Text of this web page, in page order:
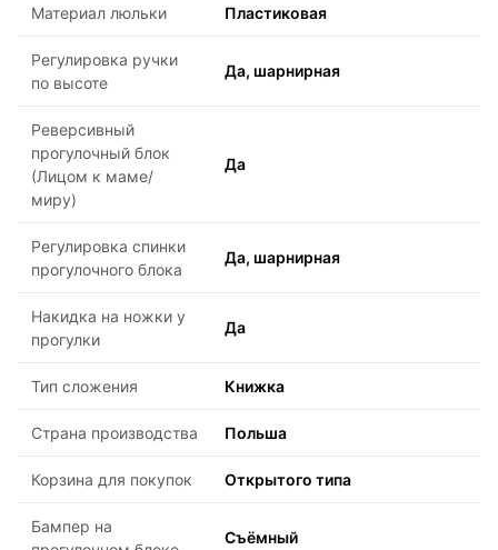
Материал люльки Пластиковая
Регулировка ручки
по высоте
Да, шарнирная
Реверсивный
прогулочный блок
(Лицом к маме/
миру)
Да
Регулировка спинки
прогулочного блока
Да, шарнирная
Накидка на ножки у
прогулки
Да
Тип сложения Книжка
Страна производства Польша
Корзина для покупок Открытого типа
Бампер на
Съёмный